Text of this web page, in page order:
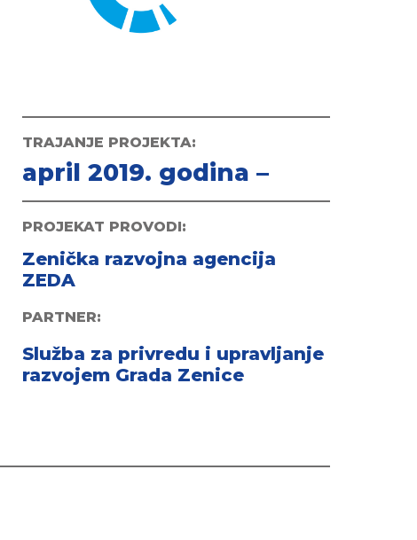
TRAJANJE PROJEKTA:
april 2019. godina –
PROJEKAT PROVODI:
Zenička razvojna agencija
ZEDA
PARTNER:
Služba za privredu i upravljanje
razvojem Grada Zenice